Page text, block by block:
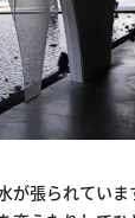
が張られていま